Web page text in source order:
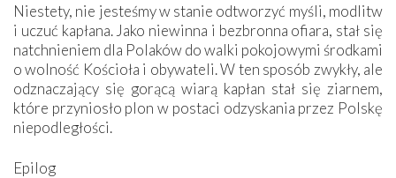
Niestety, nie jesteśmy w stanie odtworzyć myśli, modlitw
i uczuć kapłana. Jako niewinna i bezbronna ofiara, stał się
natchnieniem dla Polaków do walki pokojowymi środkami
o wolność Kościoła i obywateli. W ten sposób zwykły, ale
odznaczający się gorącą wiarą kapłan stał się ziarnem,
które przyniosło plon w postaci odzyskania przez Polskę
niepodległości.
Epilog